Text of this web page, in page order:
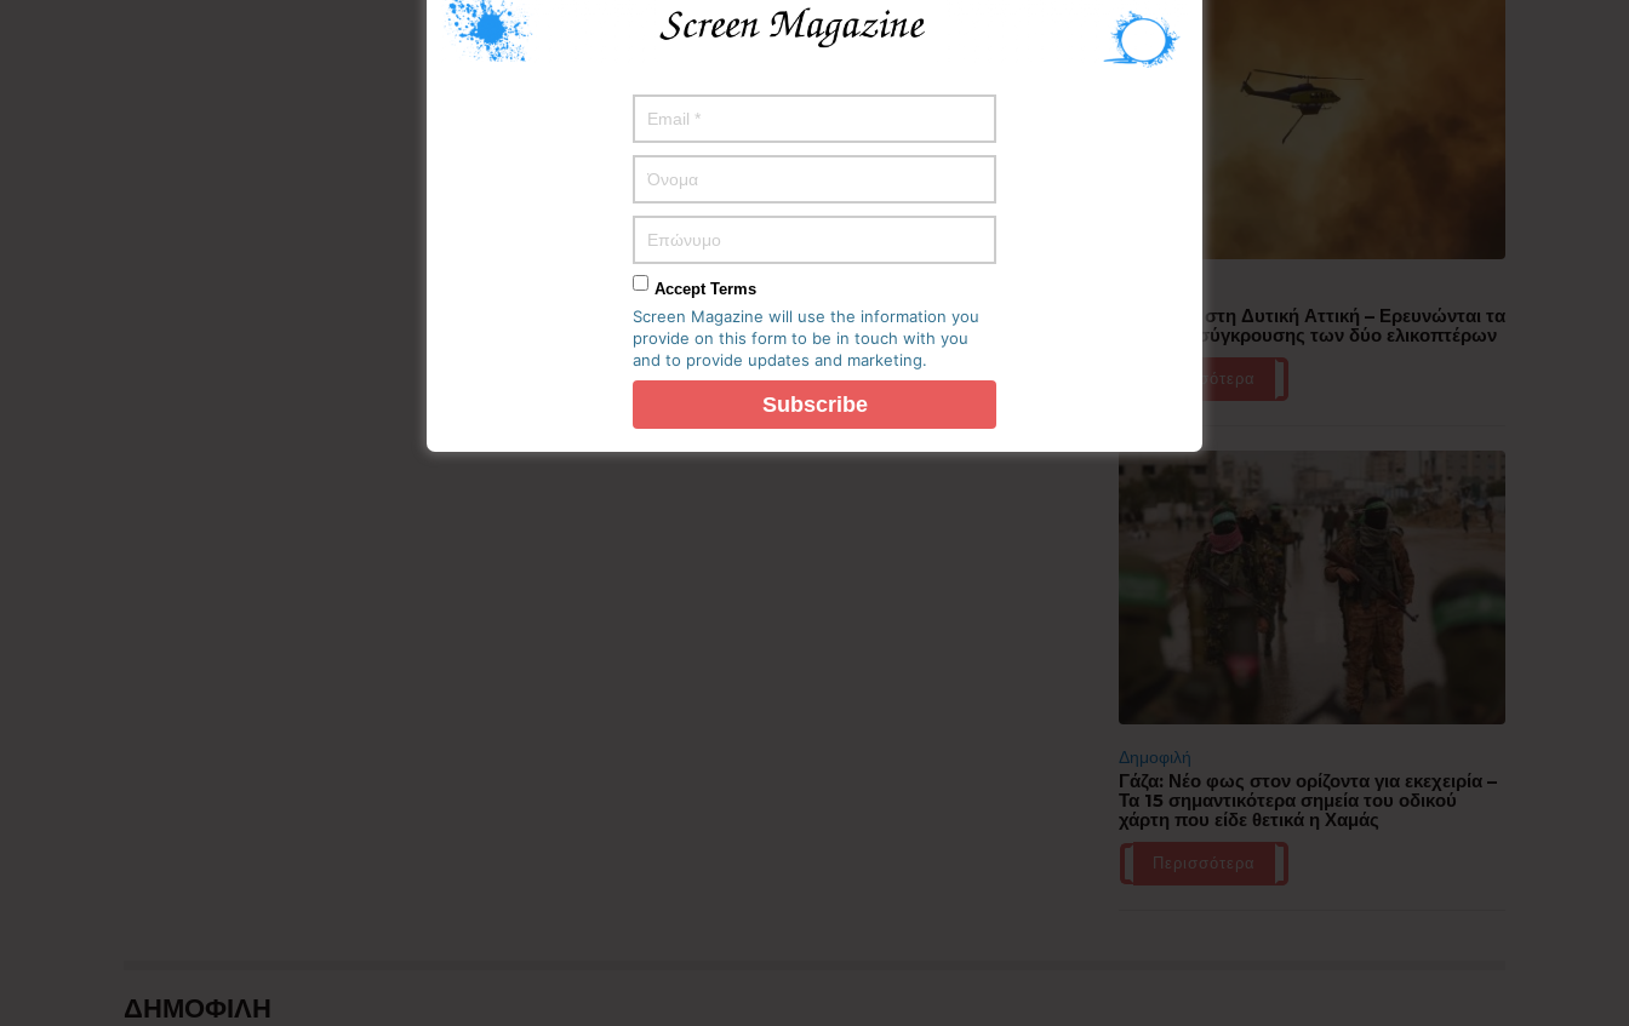
Πυρκαγιά στη Δυτική Αττική – Ερευνώνται τα
αίτια της σύγκρουσης των δύο ελικοπτέρων
Περισσότερα
Δημοφιλή
Γάζα: Νέο φως στον ορίζοντα για εκεχειρία –
Τα 15 σημαντικότερα σημεία του οδικού
χάρτη που είδε θετικά η Χαμάς
Περισσότερα
ΔΗΜΟΦΙΛΗ
Accept Terms
Screen Magazine will use the information you
provide on this form to be in touch with you
and to provide updates and marketing.